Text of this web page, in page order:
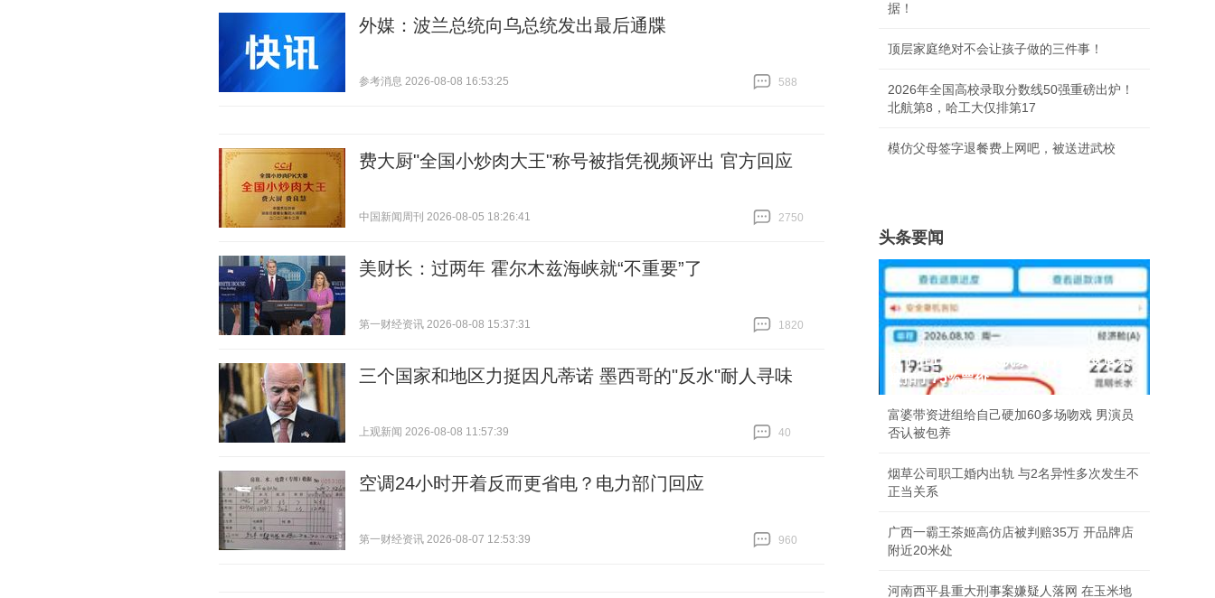
外媒：波兰总统向乌总统发出最后通牒
参考消息 2026-08-08 16:53:25
588
费大厨"全国小炒肉大王"称号被指凭视频评出 官方回应
中国新闻周刊 2026-08-05 18:26:41
2750
美财长：过两年 霍尔木兹海峡就“不重要”了
第一财经资讯 2026-08-08 15:37:31
1820
三个国家和地区力挺因凡蒂诺 墨西哥的"反水"耐人寻味
上观新闻 2026-08-08 11:57:39
40
空调24小时开着反而更省电？电力部门回应
第一财经资讯 2026-08-07 12:53:39
960
据！
顶层家庭绝对不会让孩子做的三件事！
2026年全国高校录取分数线50强重磅出炉！
北航第8，哈工大仅排第17
模仿父母签字退餐费上网吧，被送进武校
头条要闻
男子在12306上买机票因行程有变退票
被扣了75%票价
富婆带资进组给自己硬加60多场吻戏 男演员
否认被包养
烟草公司职工婚内出轨 与2名异性多次发生不
正当关系
广西一霸王茶姬高仿店被判赔35万 开品牌店
附近20米处
河南西平县重大刑事案嫌疑人落网 在玉米地